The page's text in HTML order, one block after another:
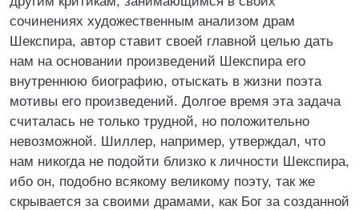
сочинениях художественным анализом драм
Шекспира, автор ставит своей главной целью дать
нам на основании произведений Шекспира его
внутреннюю биографию, отыскать в жизни поэта
мотивы его произведений. Долгое время эта задача
считалась не только трудной, но положительно
невозможной. Шиллер, например, утверждал, что
нам никогда не подойти близко к личности Шекспира,
ибо он, подобно всякому великому поэту, так же
скрывается за своими драмами, как Бог за созданной